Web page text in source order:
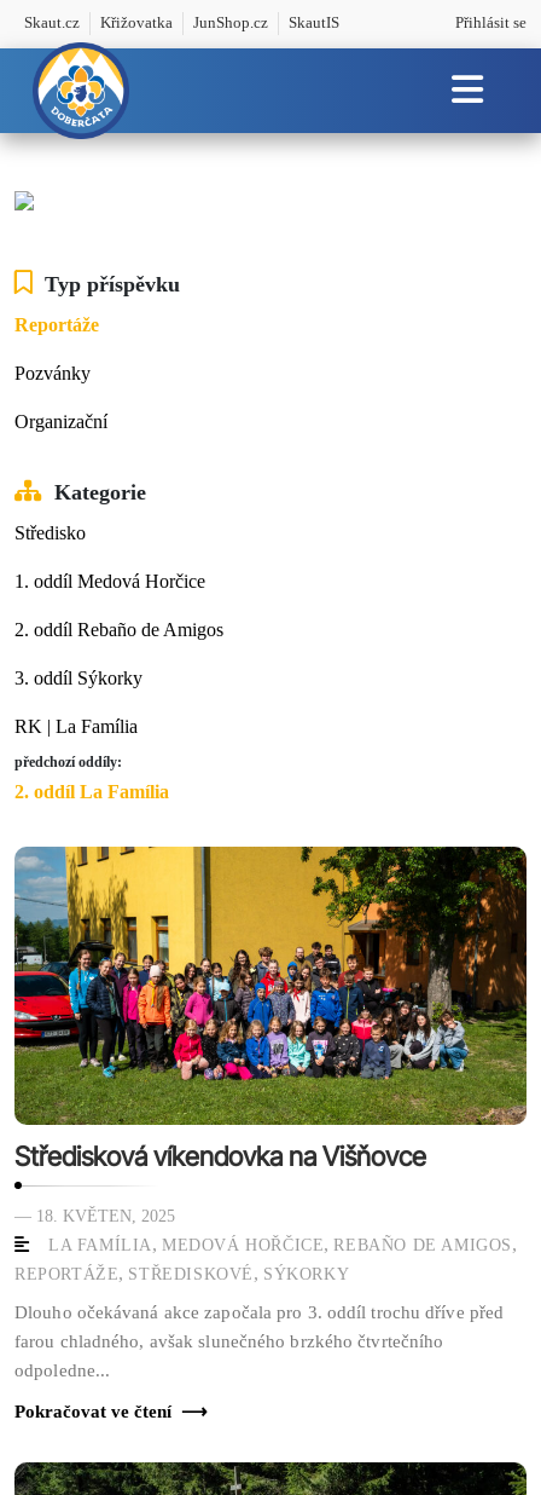
Skaut.cz Křižovatka JunShop.cz SkautIS Přihlásit se
Typ příspěvku
Reportáže
Pozvánky
Organizační
Kategorie
Středisko
1. oddíl Medová Horčice
2. oddíl Rebaño de Amigos
3. oddíl Sýkorky
RK | La Família
předchozí oddíly:
2. oddíl La Família
Středisková víkendovka na Višňovce
— 18. KVĚTEN, 2025
LA FAMÍLIA, MEDOVÁ HOŘČICE,REBAÑO DE AMIGOS ,
REPORTÁŽE, STŘEDISKOVÉ , SÝKORKY
Dlouho očekávaná akce započala pro 3. oddíl trochu dříve před
farou chladného, avšak slunečného brzkého čtvrtečního
odpoledne...
Pokračovat ve čtení